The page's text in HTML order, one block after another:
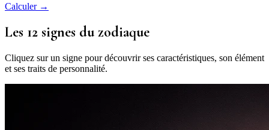
Calculer →
Les 12 signes du zodiaque
Cliquez sur un signe pour découvrir ses caractéristiques, son élément
et ses traits de personnalité.